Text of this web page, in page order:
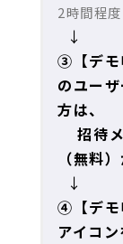
2時間程度
↓
③【デモ
のユー
方は、
招待メ
（無料
↓
④【デモ
アイコ